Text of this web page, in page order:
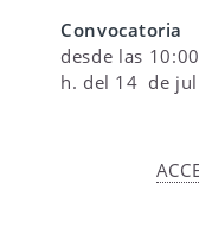
desde las
h. del 14 de